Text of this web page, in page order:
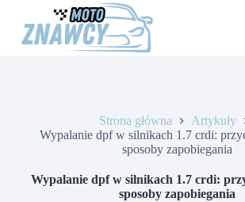
Strona główna
Artykuły
Wypalanie dpf w silnikach 1.7 crdi:
sposoby zapobiegania
Wypalanie dpf w silnikach 1.7 crdi:
sposoby zapobiegania